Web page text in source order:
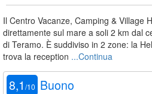
Il Centro Vacanze, Camping & Village
direttamente sul mare a soli 2 km dal
di Teramo. È suddiviso in 2 zone: la
trova la reception ...Continua
8,1 /10 Buono